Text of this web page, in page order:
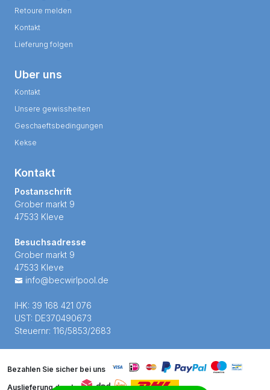
Retoure melden
Kontakt
Lieferung folgen
Uber uns
Kontakt
Unsere gewissheiten
Geschaeftsbedingungen
Kekse
Kontakt
Postanschrift
Grober markt 9
47533 Kleve
Besuchsadresse
Grober markt 9
47533 Kleve
info@becwirlpool.de
IHK: 39 168 421 076
UST: DE370490673
Steuernr: 116/5853/2683
Bezahlen Sie sicher bei uns
Auslieferung durch